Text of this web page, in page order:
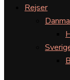
Rejser